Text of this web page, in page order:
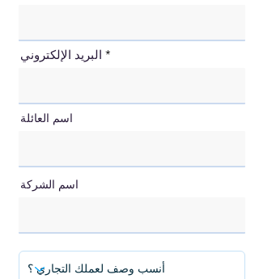
البريد الإلكتروني
اسم العائلة
اسم الشركة